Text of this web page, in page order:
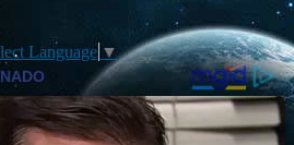
Language ▼